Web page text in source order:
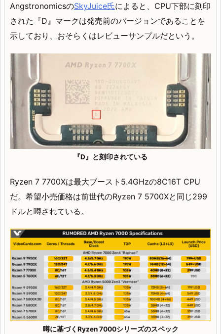
AngstronomicsのSkyJuice氏によると、CPU下部に刻印
された『D』マークは発売前のバージョンであることを
示しており、おそらくはレビューサンプルだという。
『D』と刻印されている
Ryzen 7 7700Xは最大ブースト5.4GHzの8C16T CPU
だ。希望小売価格は前世代のRyzen 7 5700Xと同じ299
ドルと噂されている。
噂に基づくRyzen 7000シリーズのスペック